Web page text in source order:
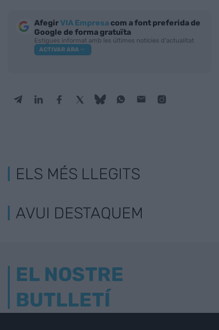
AfegirVIA Empresa com a font preferida de
Google de forma gratuïta
Estigues informat amb les últimes notícies d'actualitat
ACTIVAR ARA
ELS MÉS LLEGITS
AVUI DESTAQUEM
EL NOSTRE
BUTLLETÍ